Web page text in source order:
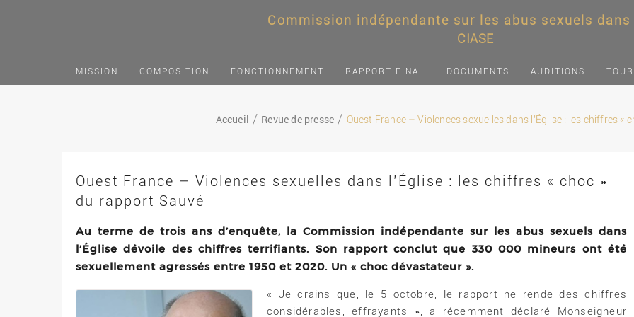
Commission indépendante sur les abus sexuels
CIASE
MISSION COMPOSITION FONCTIONNEMENT RAPPORT FINAL DOCUMENTS AUDITIONS
Accueil Revue de presse Ouest France – Violences sexuelles dans l’Église : les chiffres «
Ouest France – Violences sexuelles dans l’Église : les chiffres « choc »
du rapport Sauvé
Au terme de trois ans d’enquête, la Commission indépendante sur les abus sexuels dans
l’Église dévoile des chiffres terrifiants. Son rapport conclut que 330 000 mineurs ont été
sexuellement agressés entre 1950 et 2020. Un « choc dévastateur ».
« Je crains que, le 5 octobre, le rapport ne rende des chiffres
considérables, effrayants », a récemment déclaré Monseigneur